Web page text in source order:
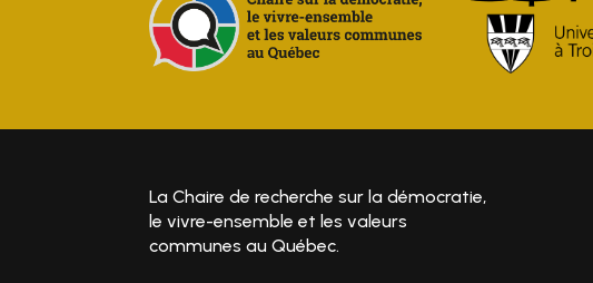
La Chaire de recherche sur la démocratie,
le vivre-ensemble et les valeurs
communes au Québec.